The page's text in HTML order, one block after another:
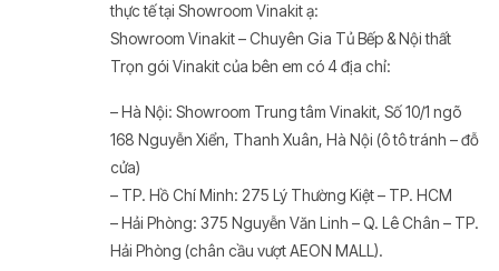
thực tế tại Showroom Vinakit ạ:
Showroom Vinakit – Chuyên Gia Tủ Bếp & Nội thất
Trọn gói Vinakit của bên em có 4 địa chỉ:
– Hà Nội: Showroom Trung tâm Vinakit, Số 10/1 ngõ
168 Nguyễn Xiển, Thanh Xuân, Hà Nội (ô tô tránh – đỗ
cửa)
– TP. Hồ Chí Minh: 275 Lý Thường Kiệt – TP. HCM
– Hải Phòng: 375 Nguyễn Văn Linh – Q. Lê Chân – TP.
Hải Phòng (chân cầu vượt AEON MALL).